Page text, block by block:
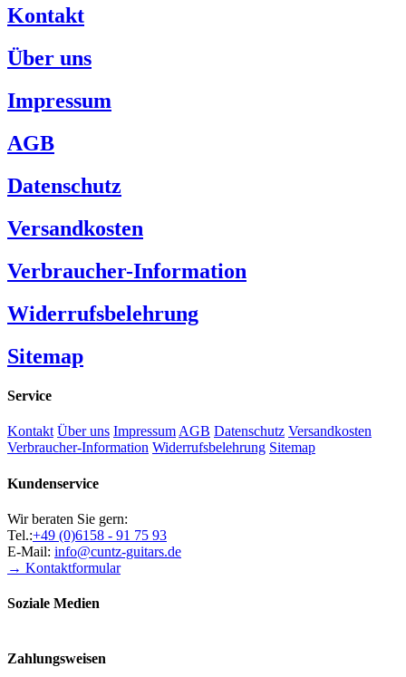
Kontakt
Über uns
Impressum
AGB
Datenschutz
Versandkosten
Verbraucher-Information
Widerrufsbelehrung
Sitemap
Service
Kontakt Über uns Impressum AGB Datenschutz Versandkosten
Verbraucher-Information Widerrufsbelehrung Sitemap
Kundenservice
Wir beraten Sie gern:
Tel.:+49 (0)6158 - 91 75 93
E-Mail: info@cuntz-guitars.de
→ Kontaktformular
Soziale Medien
Zahlungsweisen